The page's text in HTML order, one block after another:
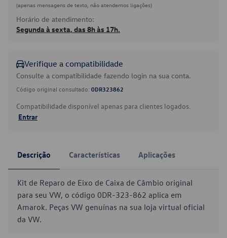
(apenas mensagens de texto, não atendemos ligações)
Horário de atendimento:
Segunda à sexta, das 8h às 17h.
Verifique a compatibilidade
Consulte a compatibilidade fazendo login na sua conta.
Código original consultado: 0DR323862
Compatibilidade disponível apenas para clientes logados.
Entrar
Descrição Características Aplicações
Kit de Reparo de Eixo de Caixa de Câmbio original
para seu VW, o código 0DR-323-862 aplica em
Amarok. Peças VW genuínas na sua loja virtual oficial
da VW.